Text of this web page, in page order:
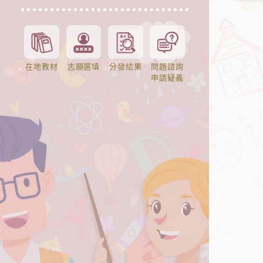
在地教材 志願選填 分發結果
問題諮詢
申請疑義